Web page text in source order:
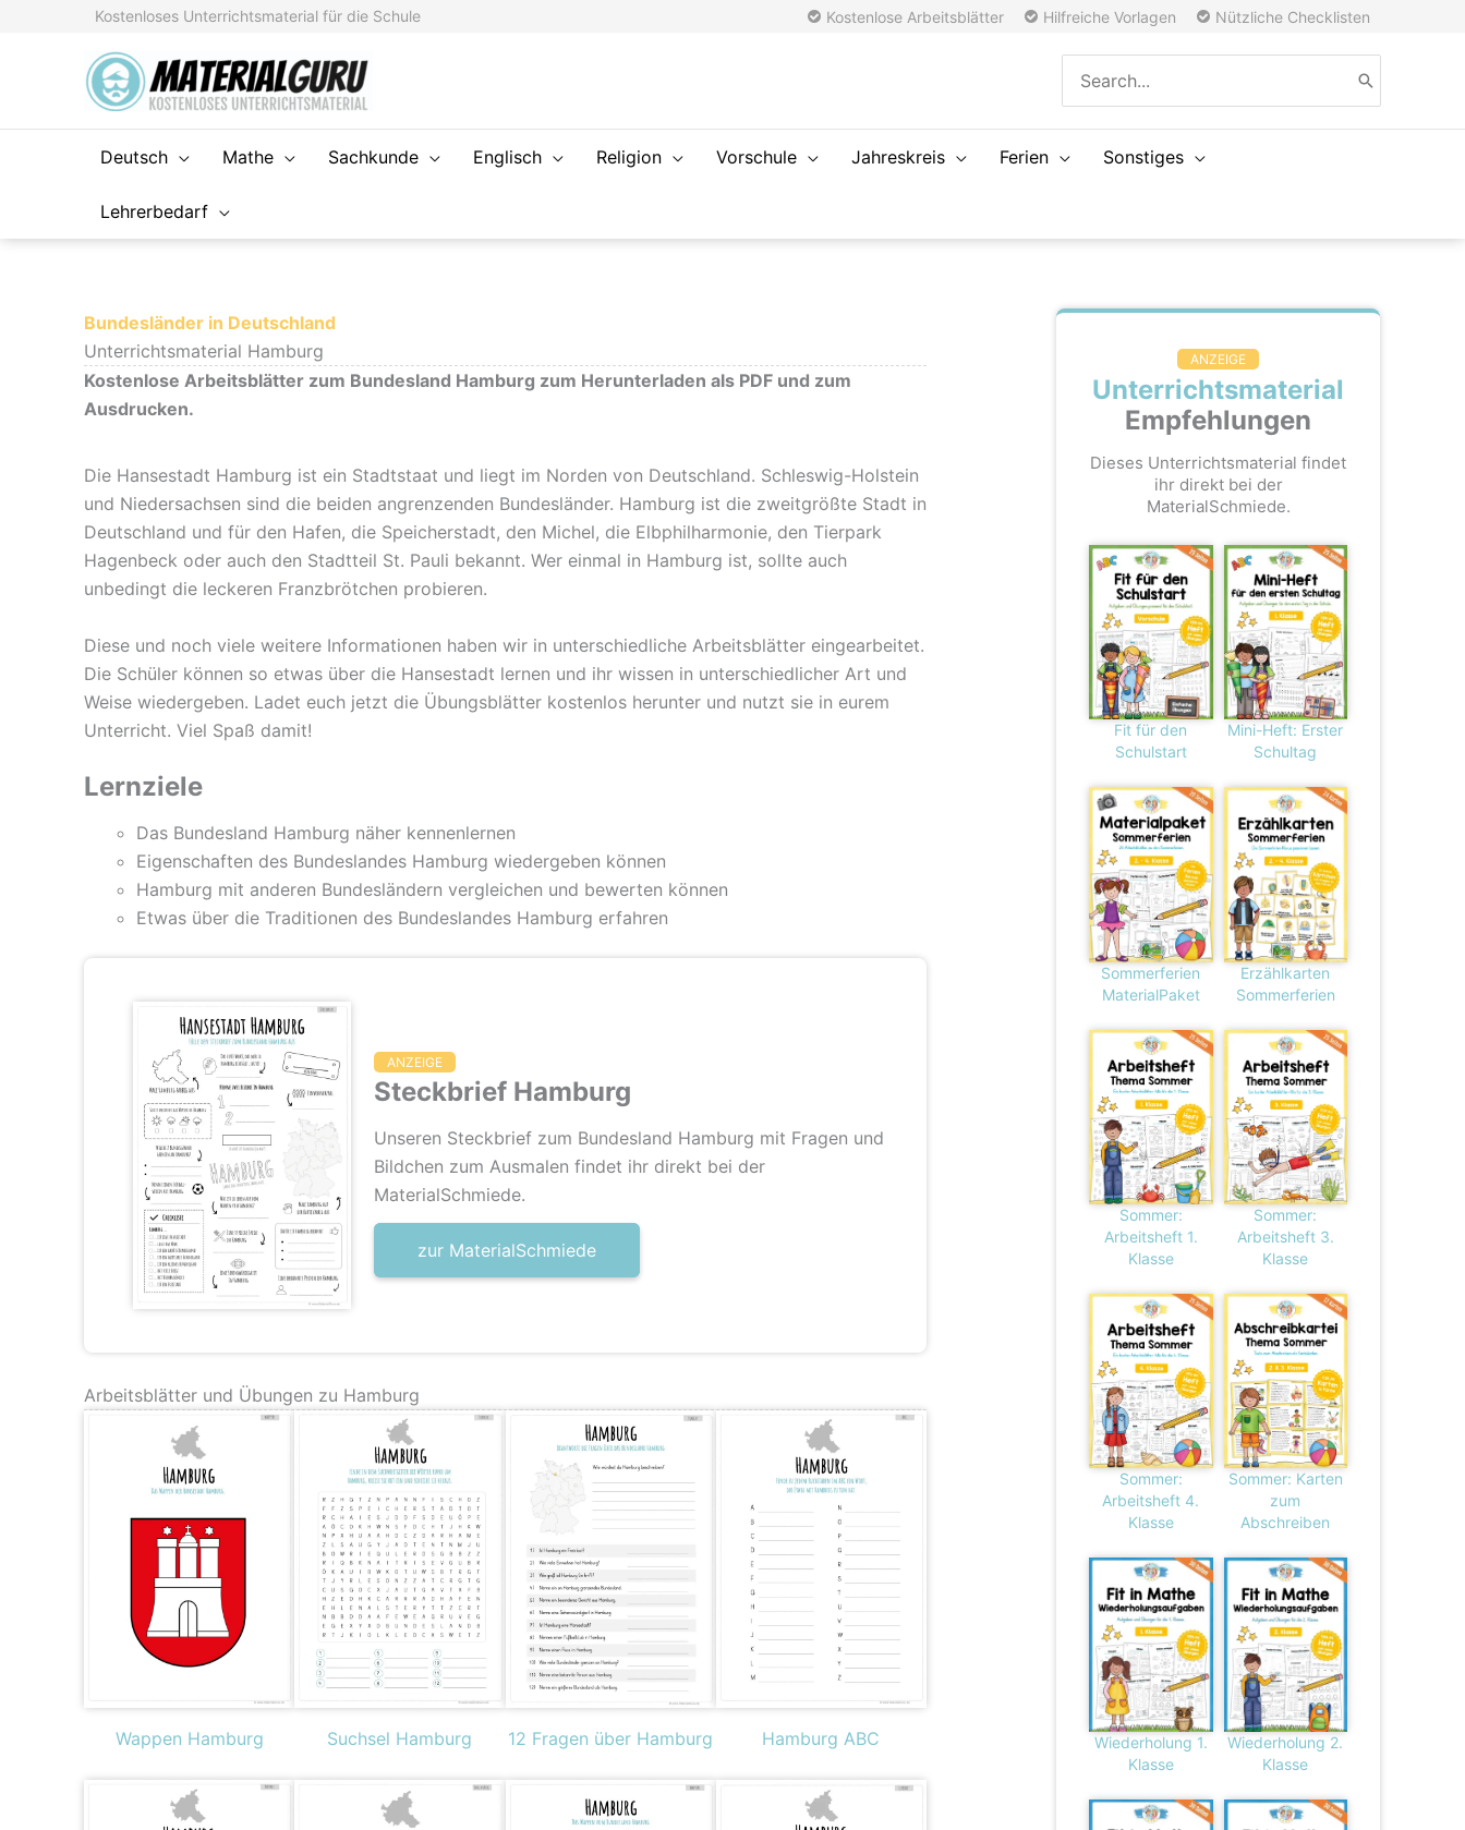
Kostenloses Unterrichtsmaterial für die Schule Kostenlose Arbeitsblätter Hilfreiche Vorlagen Nützliche Checklisten
for:
Deutsch Mathe Sachkunde Englisch Religion Vorschule Jahreskreis Ferien Sonstiges
Lehrerbedarf
Bundesländer in Deutschland
Unterrichtsmaterial Hamburg
Kostenlose Arbeitsblätter zum Bundesland Hamburg zum Herunterladen als PDF und zum
Ausdrucken.
Die Hansestadt Hamburg ist ein Stadtstaat und liegt im Norden von Deutschland. Schleswig-Holstein
und Niedersachsen sind die beiden angrenzenden Bundesländer. Hamburg ist die zweitgrößte Stadt in
Deutschland und für den Hafen, die Speicherstadt, den Michel, die Elbphilharmonie, den Tierpark
Hagenbeck oder auch den Stadtteil St. Pauli bekannt. Wer einmal in Hamburg ist, sollte auch
unbedingt die leckeren Franzbrötchen probieren.
Diese und noch viele weitere Informationen haben wir in unterschiedliche Arbeitsblätter eingearbeitet.
Die Schüler können so etwas über die Hansestadt lernen und ihr wissen in unterschiedlicher Art und
Weise wiedergeben. Ladet euch jetzt die Übungsblätter kostenlos herunter und nutzt sie in eurem
Unterricht. Viel Spaß damit!
Lernziele
Das Bundesland Hamburg näher kennenlernen
Eigenschaften des Bundeslandes Hamburg wiedergeben können
Hamburg mit anderen Bundesländern vergleichen und bewerten können
Etwas über die Traditionen des Bundeslandes Hamburg erfahren
ANZEIGE
Steckbrief Hamburg
Unseren Steckbrief zum Bundesland Hamburg mit Fragen und
Bildchen zum Ausmalen findet ihr direkt bei der
MaterialSchmiede.
zur MaterialSchmiede
Arbeitsblätter und Übungen zu Hamburg
Wappen Hamburg Suchsel Hamburg 12 Fragen über Hamburg Hamburg ABC
ANZEIGE
Unterrichtsmaterial
Empfehlungen
Dieses Unterrichtsmaterial findet
ihr direkt bei der
MaterialSchmiede.
Fit für den
Schulstart
Mini-Heft: Erster
Schultag
Sommerferien
MaterialPaket
Erzählkarten
Sommerferien
Sommer:
Arbeitsheft 1.
Klasse
Sommer:
Arbeitsheft 3.
Klasse
Sommer:
Arbeitsheft 4.
Klasse
Sommer: Karten
zum
Abschreiben
Wiederholung 1.
Klasse
Wiederholung 2.
Klasse